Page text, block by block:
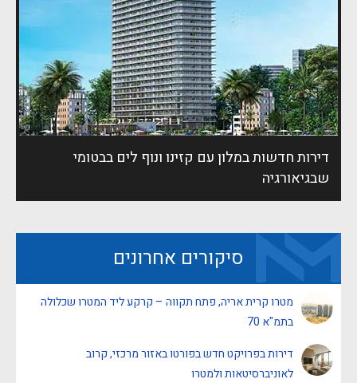
דירות חדשות במלון עם קזינו ונוף לים בבטומי
שבגיאורגיה
סיקורים אחרונים
מטרו קרית אריה, פתח תקווה – קרקע ליד המטרו שכלולה
בתמ"א 70
דירות בפרויקט חדש בפורטו באזור מרכזי, קרוב
לאוניברסיטאות ולמטרו